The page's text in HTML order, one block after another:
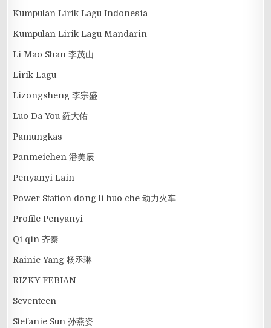
Kumpulan Lirik Lagu Indonesia
Kumpulan Lirik Lagu Mandarin
Li Mao Shan 李茂山
Lirik Lagu
Lizongsheng 李宗盛
Luo Da You 羅大佑
Pamungkas
Panmeichen 潘美辰
Penyanyi Lain
Power Station dong li huo che 动力火车
Profile Penyanyi
Qi qin 齐秦
Rainie Yang 杨丞琳
RIZKY FEBIAN
Seventeen
Stefanie Sun 孙燕姿